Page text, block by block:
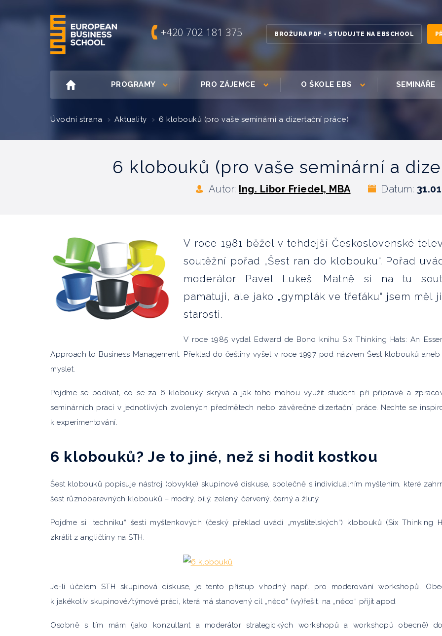
+420 702 181 375 BROŽURA PDF - STUDUJTE NA EBSCHOOL
PROGRAMY PRO ZÁJEMCE O ŠKOLE EBS SEMINÁŘE
Úvodní strana Aktuality 6 klobouků (pro vaše seminární a dizertační práce)
6 klobouků (pro vaše seminární a
Autor: Ing. Libor Friedel, MBA Datum:
V roce 1981 běžel v tehdejší Československé
soutěžní pořad „Šest ran do klobouku“. Pořad
moderátor Pavel Lukeš. Matně si na tu
pamatuji, ale jako „gymplák ve třeťáku“ jsem měl
starosti.
V roce 1985 vydal Edward de Bono knihu Six Thinking Hats: An
Approach to Business Management. Překlad do češtiny vyšel v roce 1997 pod názvem Šest klobouků aneb
myslet.
Pojďme se podívat, co se za 6 klobouky skrývá a jak toho mohou využit studenti při přípravě a
seminárních prací v jednotlivých zvolených předmětech nebo závěrečné dizertační práce. Nechte se
k experimentování.
6 klobouků? Je to jiné, než si hodit kostkou
Šest klobouků popisuje nástroj (obvykle) skupinové diskuse, společně s individuálním myšlením, které
šest různobarevných klobouků – modrý, bílý, zelený, červený, černý a žlutý.
Pojďme si „techniku“ šesti myšlenkových (český překlad uvádí „myslitelských“) klobouků (Six Thinking
zkrátit z angličtiny na STH.
Je-li účelem STH skupinová diskuse, je tento přístup vhodný např. pro moderování workshopů.
k jakékoliv skupinové/týmové práci, která má stanovený cíl „něco“ (vy)řešit, na „něco“ přijít apod.
Osobně s tím mám (jako konzultant a moderátor strategických workshopů a workshopů obecně)